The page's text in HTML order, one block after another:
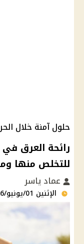
حلول آمنة خلال
رائحة العرق
للتخلص منها
عماد ياسر
الإثنين 01/يونيو/2026 - 10:48 م